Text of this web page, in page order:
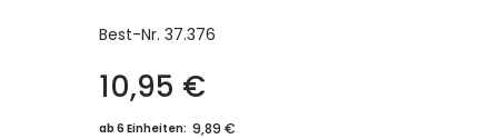
Best-Nr. 37.376
10,95 €
ab 6 Einheiten: 9,89 €